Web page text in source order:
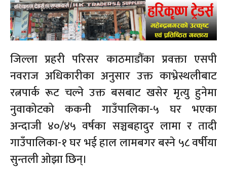
जिल्ला प्रहरी परिसर काठमाडौंका प्रवक्ता एसपी
नवराज अधिकारीका अनुसार उक्त काभ्रेस्थलीबाट
रत्नपार्क रूट चल्ने उक्त बसबाट खसेर मृत्यु हुनेमा
नुवाकोटको ककनी गाउँपालिका-५ घर भएका
अन्दाजी ४०/४५ वर्षका सञ्चबहादुर लामा र तादी
गाउँपालिका-१ घर भई हाल लामबगर बस्ने ५८ वर्षीया
सुन्तली ओझा छिन्।